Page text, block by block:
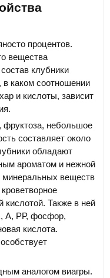
процентов.
вещества
клубники
в каком соотношении
и кислоты, зависит
фруктоза, небольшое
составляет около
обладают
ароматом и нежной
минеральных веществ
кислотой. Также в ней
А, РР, фосфор,
кислота.
аналогом виагры.